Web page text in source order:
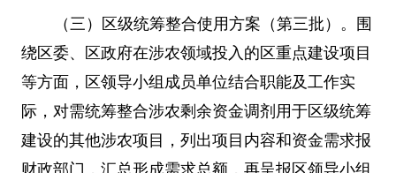
（三）区级统筹整合使用方案（第三批）。围
绕区委、区政府在涉农领域投入的区重点建设项目
等方面，区领导小组成员单位结合职能及工作实
际，对需统筹整合涉农剩余资金调剂用于区级统筹
建设的其他涉农项目，列出项目内容和资金需求报